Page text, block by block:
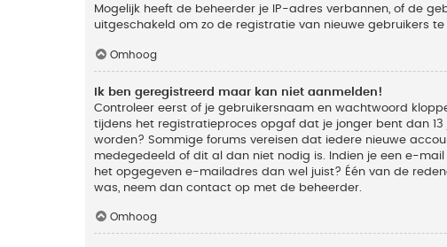
Mogelijk heeft de beheerder je IP-adres verbannen, of de
uitgeschakeld om zo de registratie van nieuwe gebruikers
Omhoog
Ik ben geregistreerd maar kan niet aanmelden!
Controleer eerst of je gebruikersnaam en wachtwoord
tijdens het registratieproces opgaf dat je jonger bent dan
worden? Sommige forums vereisen dat iedere nieuwe
medegedeeld of dit al dan niet nodig is. Indien je een e-
het opgegeven e-mailadres dan wel juist? Één van de
was, neem dan contact op met de beheerder.
Omhoog